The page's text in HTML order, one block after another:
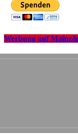
Werbung auf Mainz&